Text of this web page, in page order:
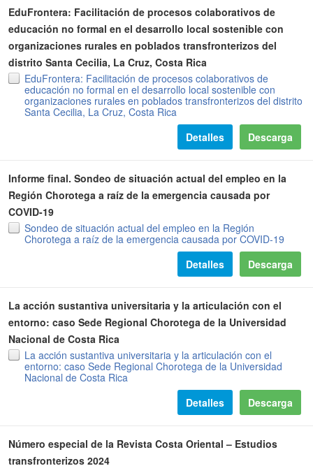
EduFrontera: Facilitación de procesos colaborativos de
educación no formal en el desarrollo local sostenible con
organizaciones rurales en poblados transfronterizos del
distrito Santa Cecilia, La Cruz, Costa Rica
EduFrontera: Facilitación de procesos colaborativos de
educación no formal en el desarrollo local sostenible con
organizaciones rurales en poblados transfronterizos del distrito
Santa Cecilia, La Cruz, Costa Rica
Descarga
Detalles
Informe final. Sondeo de situación actual del empleo en la
Región Chorotega a raíz de la emergencia causada por
COVID-19
Sondeo de situación actual del empleo en la Región
Chorotega a raíz de la emergencia causada por COVID-19
Descarga
Detalles
La acción sustantiva universitaria y la articulación con el
entorno: caso Sede Regional Chorotega de la Universidad
Nacional de Costa Rica
La acción sustantiva universitaria y la articulación con el
entorno: caso Sede Regional Chorotega de la Universidad
Nacional de Costa Rica
Descarga
Detalles
Número especial de la Revista Costa Oriental – Estudios
transfronterizos 2024